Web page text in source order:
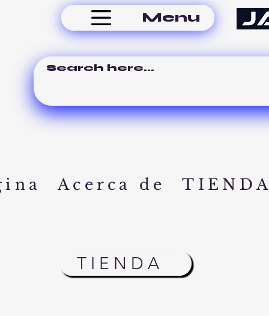
Menu
Acerca de
TIENDA